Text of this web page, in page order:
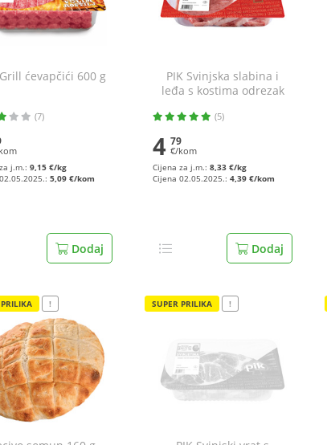
ćevapčići 600 g
(7)
j.m.: 9,15 €/kg
5,09 €/kom
Dodaj
PIK Svinjska slabina i
leđa s kostima odrezak
(5)
4 79
€/kom
Cijena za j.m.: 8,33 €/kg
Cijena 02.05.2025.: 4,39 €/kom
Dodaj
! SUPER PRILIKA !